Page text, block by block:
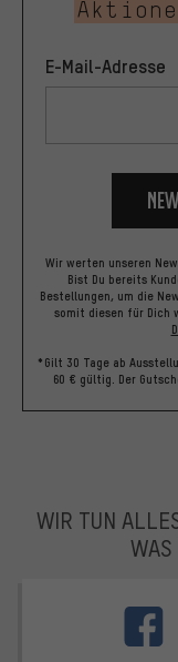
E-Mail-Adresse
Wir werten unseren
Bist Du bereits
Bestellungen, um die
somit diesen für Dich
*Gilt 30 Tage ab
60 € gültig. Der
WIR TUN